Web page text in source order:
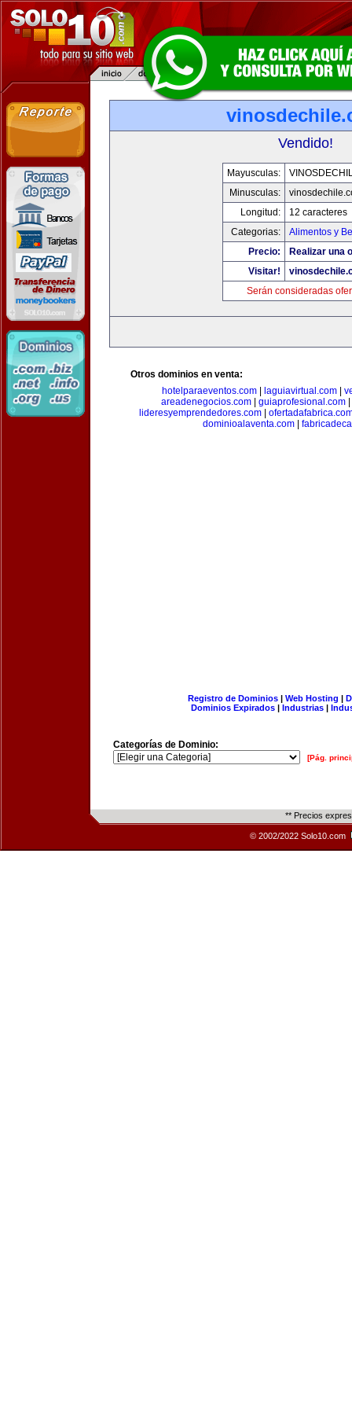
Vendido!
Mayusculas:
Minusculas:
Longitud:
12 caracteres
Categorias:
Alimentos y
Precio:
Realizar una
Visitar!
Serán consideradas
Otros dominios en venta:
hotelparaeventos.com
laguiavirtual.com
areadenegocios.com
guiaprofesional.com
lideresyemprendedores.com
dominioalaventa.com|
Registro de Dominios| Web Hosting |
Dominios Expirados | Industrias |
Categorías de Dominio:
[Pág.
** Precios
© 2002/2022 Solo10.com